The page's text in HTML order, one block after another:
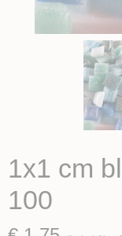
1x1 cm
100